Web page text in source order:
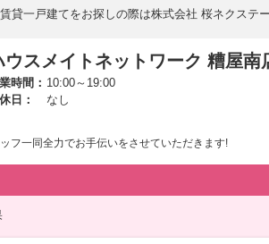
貸一戸建てをお探しの際は株式会社 桜ネクステ
ウスメイトネットワーク 糟屋南
時間： 10:00～19:00
日：
なし
フ一同全力でお手伝いをさせていただきます!